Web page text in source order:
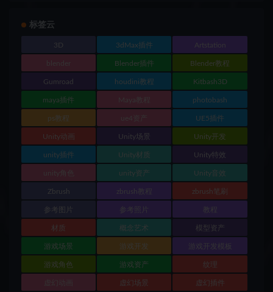
标签云
3D 3dMax插件 Artstation
blender Blender插件 Blender教程
Gumroad houdini教程 Kitbash3D
maya插件 Maya教程 photobash
ps教程 ue4资产 UE5插件
Unity动画 Unity场景 Unity开发
unity插件 Unity材质 Unity特效
unity角色 unity资产 Unity音效
Zbrush zbrush教程 zbrush笔刷
参考图片 参考照片 教程
材质 概念艺术 模型资产
游戏场景 游戏开发 游戏开发模板
游戏角色 游戏资产 纹理
虚幻动画 虚幻场景 虚幻插件